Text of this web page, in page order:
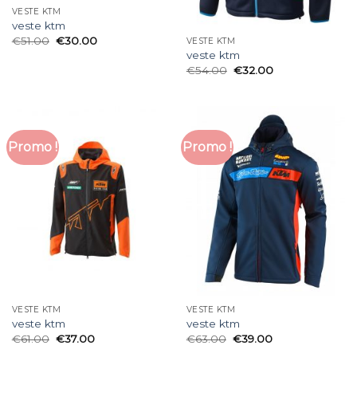
VESTE KTM
veste ktm
€51.00 €30.00 VESTE KTM
veste ktm
€54.00 €32.00
Promo !
VESTE KTM
veste ktm
€61.00 €37.00
Promo !
VESTE KTM
veste ktm
€63.00 €39.00